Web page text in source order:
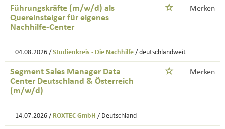
Führungskräfte (m/w/d) als
Quereinsteiger für eigenes
Nachhilfe-Center
Merken
04.08.2026 / Studienkreis - Die Nachhilfe / deutschlandweit
Segment Sales Manager Data
Center Deutschland & Österreich
(m/w/d)
Merken
14.07.2026 / ROXTEC GmbH / Deutschland